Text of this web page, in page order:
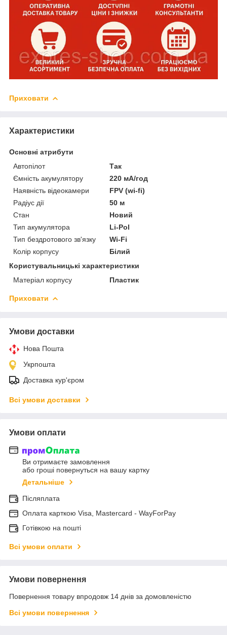
Приховати
Характеристики
Основні атрибути
Автопілот
Так
Ємність акумулятору
220 мА/год
Наявність відеокамери
FPV (wi-fi)
Радіус дії
50 м
Стан
Новий
Тип акумулятора
Li-Pol
Тип бездротового зв'язку
Wi-Fi
Колір корпусу
Білий
Користувальницькі характеристики
Матеріал корпусу
Пластик
Приховати
Умови доставки
Нова Пошта
Укрпошта
Доставка кур'єром
Всі умови доставки
Умови оплати
Ви отримаєте замовлення
або гроші повернуться на вашу картку
Детальніше
Післяплата
Оплата карткою Visa, Mastercard - WayForPay
Готівкою на пошті
Всі умови оплати
Умови повернення
Повернення товару впродовж 14 днів за домовленістю
Всі умови повернення